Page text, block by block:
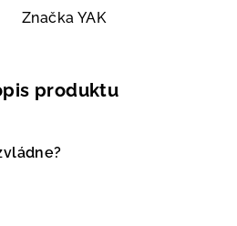
Značka YAK
produktu